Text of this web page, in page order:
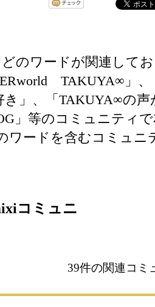
のワードが関連して
TAKUYA∞」、
き」、「TAKUYA∞の声
」等のコミュニティで
ワードを含むコミュニ
コミュニ
39件の関連コミ